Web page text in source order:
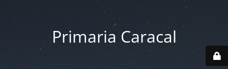
Primaria Caracal